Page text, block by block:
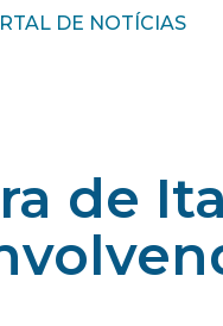
DE NOTÍCIAS
de